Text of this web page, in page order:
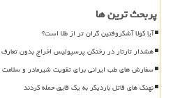
پربحث ترین ها
آیا کولا آشکروفتین گران تر از طلا است؟
هشدار تارتار در رختکن پرسپولیس اخراج بدون تعارف
سفارش های طب ایرانی برای تقویت شیرمادر و سلامت
نهنگ های قاتل باردیگر به یک قایق حمله کردند